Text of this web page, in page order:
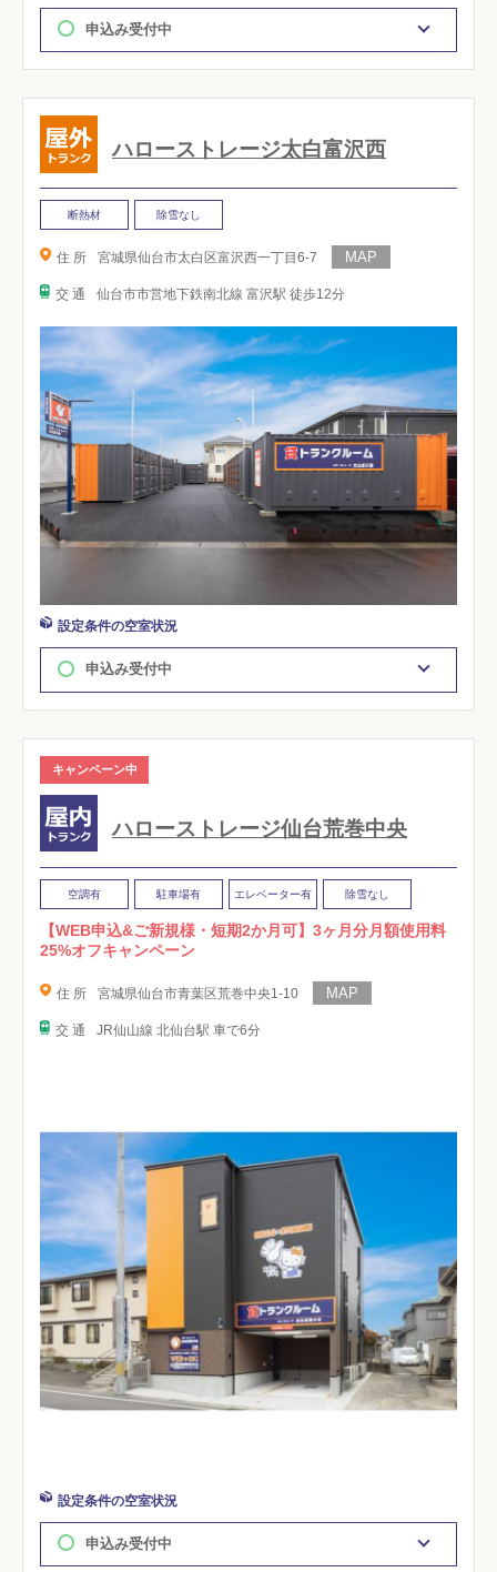
申込み受付中
ハローストレージ太白富沢西
断熱材 除雪なし
住 所 宮城県仙台市太白区富沢西一丁目6-7
交 通 仙台市市営地下鉄南北線 富沢駅 徒歩12分
設定条件の空室状況
申込み受付中
キャンペーン中
ハローストレージ仙台荒巻中央
空調有 駐車場有 エレベーター有 除雪なし
【WEB申込&ご新規様・短期2か月可】3ヶ月分月額使用料
25%オフキャンペーン
住 所 宮城県仙台市青葉区荒巻中央1-10
交 通 JR仙山線 北仙台駅 車で6分
設定条件の空室状況
申込み受付中